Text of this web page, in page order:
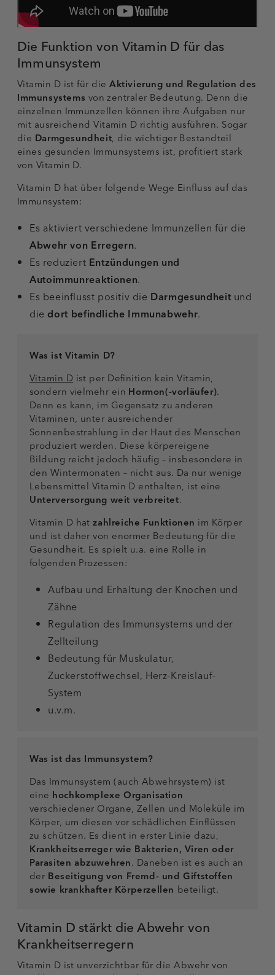
Die Funktion von Vitamin D für das
Immunsystem
Vitamin D ist für die Aktivierung und Regulation des
Immunsystems von zentraler Bedeutung. Denn die
einzelnen Immunzellen können ihre Aufgaben nur
mit ausreichend Vitamin D richtig ausführen. Sogar
die Darmgesundheit, die wichtiger Bestandteil
eines gesunden Immunsystems ist, profitiert stark
von Vitamin D.
Vitamin D hat über folgende Wege Einfluss auf das
Immunsystem:
Es aktiviert verschiedene Immunzellen für die
Abwehr von Erregern.
Es reduziert Entzündungen und
Autoimmunreaktionen.
Es beeinflusst positiv die Darmgesundheit und
die dort befindliche Immunabwehr.
Was ist Vitamin D?
Vitamin D ist per Definition kein Vitamin,
sondern vielmehr ein Hormon(-vorläufer).
Denn es kann, im Gegensatz zu anderen
Vitaminen, unter ausreichender
Sonnenbestrahlung in der Haut des Menschen
produziert werden. Diese körpereigene
Bildung reicht jedoch häufig – insbesondere in
den Wintermonaten – nicht aus. Da nur wenige
Lebensmittel Vitamin D enthalten, ist eine
Unterversorgung weit verbreitet.
Vitamin D hatzahlreiche Funktionen im Körper
und ist daher von enormer Bedeutung für die
Gesundheit. Es spielt u.a. eine Rolle in
folgenden Prozessen:
Aufbau und Erhaltung der Knochen und
Zähne
Regulation des Immunsystems und der
Zellteilung
Bedeutung für Muskulatur,
Zuckerstoffwechsel, Herz-Kreislauf-
System
u.v.m.
Was ist das Immunsystem?
Das Immunsystem (auch Abwehrsystem) ist
eine hochkomplexe Organisation
verschiedener Organe, Zellen und Moleküle im
Körper, um diesen vor schädlichen Einflüssen
zu schützen. Es dient in erster Linie dazu,
Krankheitserreger wie Bakterien, Viren oder
Parasiten abzuwehren. Daneben ist es auch an
der Beseitigung von Fremd- und Giftstoffen
sowie krankhafter Körperzellen beteiligt.
Vitamin D stärkt die Abwehr von
Krankheitserregern
Vitamin D ist unverzichtbar für die Abwehr von